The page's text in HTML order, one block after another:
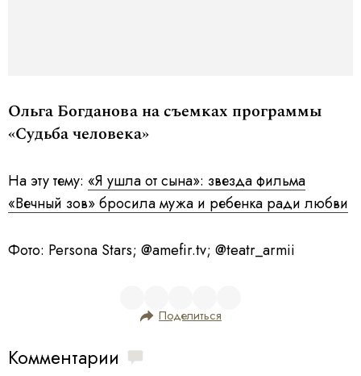
Ольга Богданова на съемках программы
«Судьба человека»
На эту тему: «Я ушла от сына»: звезда фильма
«Вечный зов» бросила мужа и ребенка ради любви
Фото: Persona Stars; @amefir.tv; @teatr_armii
Поделиться
Комментарии